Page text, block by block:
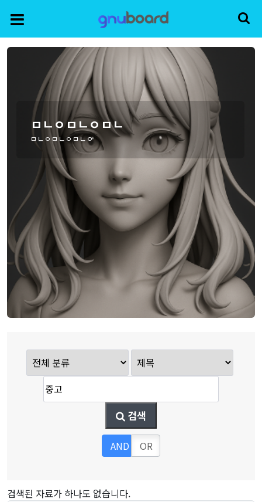
ㅁㄴㅇㅁㄴㅇㅁㄴ
ㅁㄴㅇㅁㄴㅇㅁㄴㅇ
검색
AND OR
검색된 자료가 하나도 없습니다.